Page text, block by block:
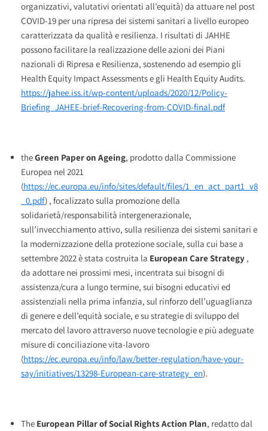
organizzativi, valutativi orientati all’equità) da attuare nel post
COVID-19 per una ripresa dei sistemi sanitari a livello europeo
caratterizzata da qualità e resilienza. I risultati di JAHHE
possono facilitare la realizzazione delle azioni dei Piani
nazionali di Ripresa e Resilienza, sostenendo ad esempio gli
Health Equity Impact Assessments e gli Health Equity Audits.
https://jahee.iss.it/wp-content/uploads/2020/12/Policy-
Briefing_JAHEE-brief-Recovering-from-COVID-final.pdf
theGreen Paper on Ageing, prodotto dalla Commissione
Europea nel 2021
(https://ec.europa.eu/info/sites/default/files/1_en_act_part1_v8
_0.pdf) , focalizzato sulla promozione della
solidarietà/responsabilità intergenerazionale,
sull’invecchiamento attivo, sulla resilienza dei sistemi sanitari e
la modernizzazione della protezione sociale, sulla cui base a
settembre 2022 è stata costruita la European Care Strategy ,
da adottare nei prossimi mesi, incentrata sui bisogni di
assistenza/cura a lungo termine, sui bisogni educativi ed
assistenziali nella prima infanzia, sul rinforzo dell’uguaglianza
di genere e dell’equità sociale, e su strategie di sviluppo del
mercato del lavoro attraverso nuove tecnologie e più adeguate
misure di conciliazione vita-lavoro
(https://ec.europa.eu/info/law/better-regulation/have-your-
say/initiatives/13298-European-care-strategy_en).
The European Pillar of Social Rights Action Plan, redatto dal